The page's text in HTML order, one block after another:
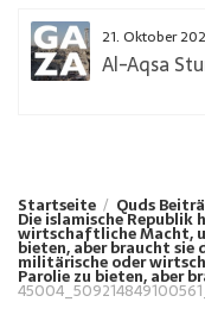
21. Oktober
Al-Aqsa
Startseite Quds
Die islamische
wirtschaftliche Macht,
bieten, aber braucht sie
militärische oder
Parolie zu bieten, aber